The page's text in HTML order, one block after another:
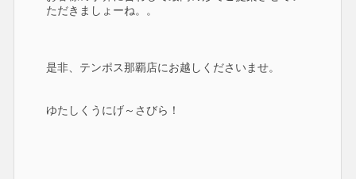
ただきましょーね。。
是非、テンポス那覇店にお越しくださいませ。
ゆたしくうにげ～さびら！